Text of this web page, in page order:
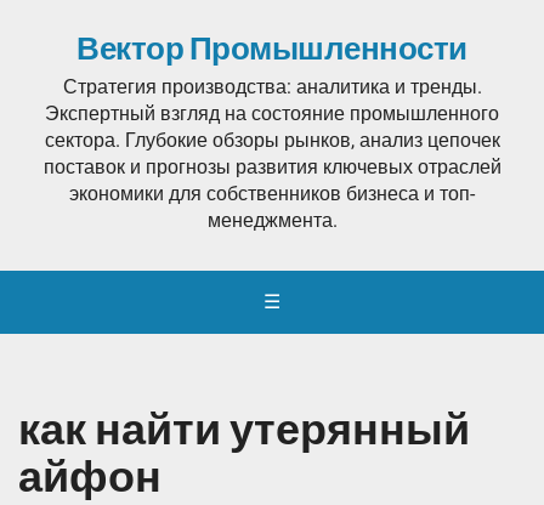
Вектор Промышленности
Стратегия производства: аналитика и тренды.
Экспертный взгляд на состояние промышленного
сектора. Глубокие обзоры рынков, анализ цепочек
поставок и прогнозы развития ключевых отраслей
экономики для собственников бизнеса и топ-
менеджмента.
☰
как найти утерянный
айфон